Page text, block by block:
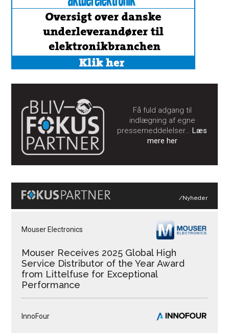
Få fuld adgang til
indlægning af egne
pressemeddelelser…Læs
mere her
/Nyheder
Mouser Electronics
Mouser Receives 2025 Global High
Service Distributor of the Year Award
from Littelfuse for Exceptional
Performance
InnoFour